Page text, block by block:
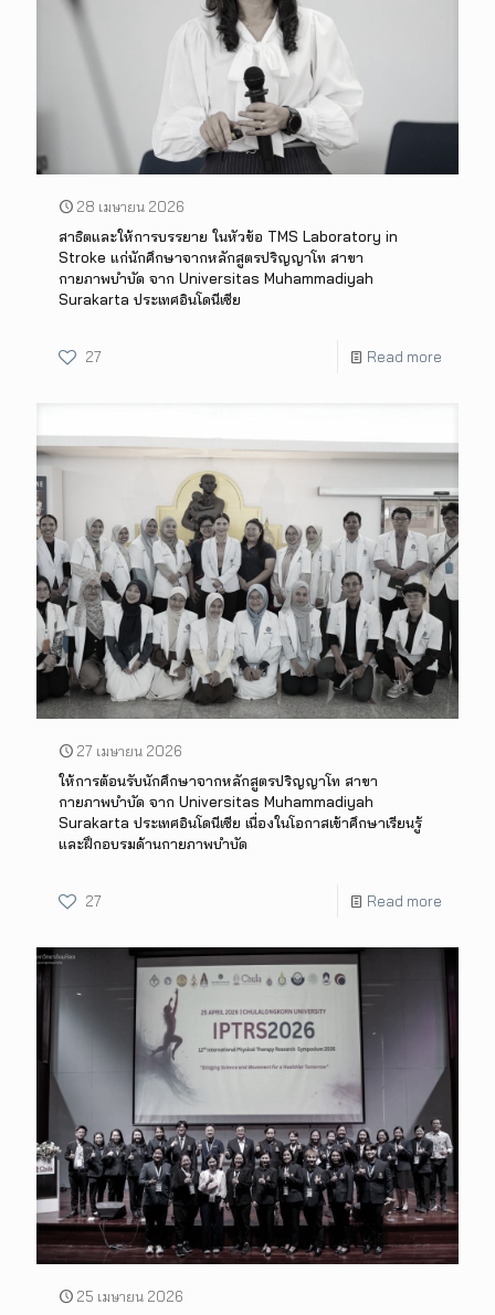
28 เมษายน 2026
สาธิตและให้การบรรยาย ในหัวข้อ TMS Laboratory in
Stroke แก่นักศึกษาจากหลักสูตรปริญญาโท สาขา
กายภาพบำบัด จาก Universitas Muhammadiyah
Surakarta ประเทศอินโดนีเซีย
27 Read more
27 เมษายน 2026
ให้การต้อนรับนักศึกษาจากหลักสูตรปริญญาโท สาขา
กายภาพบำบัด จาก Universitas Muhammadiyah
Surakarta ประเทศอินโดนีเซีย เนื่องในโอกาสเข้าศึกษาเรียนรู้
และฝึกอบรมด้านกายภาพบำบัด
27 Read more
25 เมษายน 2026